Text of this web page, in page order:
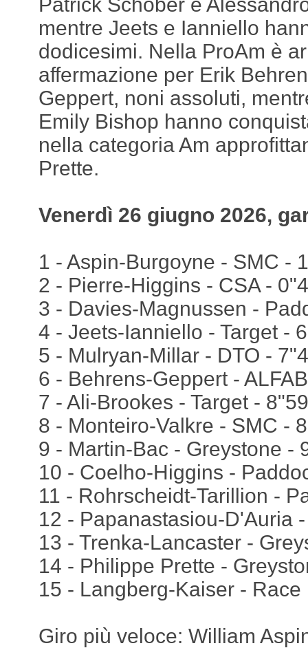
Patrick Schober e
mentre Jeets e Ianniello
dodicesimi. Nella ProAm è
affermazione per Erik
Geppert, noni assoluti,
Emily Bishop hanno
nella categoria Am
Prette.
Venerdì 26 giugno 2026,
1 - Aspin-Burgoyne - SMC -
2 - Pierre-Higgins - CSA -
3 - Davies-Magnussen -
4 - Jeets-Ianniello - Target -
5 - Mulryan-Millar - DTO -
6 - Behrens-Geppert -
7 - Ali-Brookes - Target -
8 - Monteiro-Valkre - SMC -
9 - Martin-Bac - Greystone -
10 - Coelho-Higgins -
11 - Rohrscheidt-Tarillion -
12 - Papanastasiou-D'Auria
13 - Trenka-Lancaster -
14 - Philippe Prette -
15 - Langberg-Kaiser - Race
Giro più veloce: William